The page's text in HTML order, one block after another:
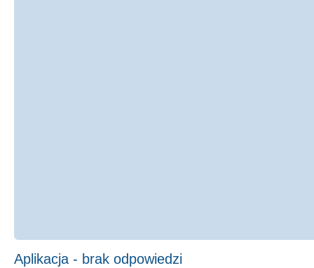
Aplikacja - brak odpowiedzi